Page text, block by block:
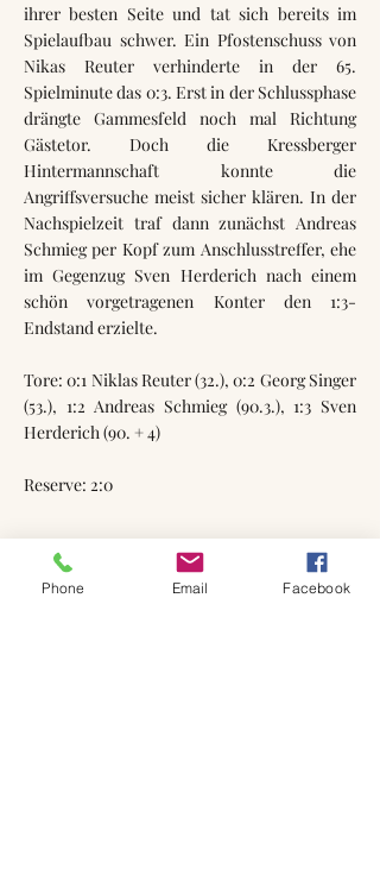
ihrer besten Seite und tat sich bereits im
Spielaufbau schwer. Ein Pfostenschuss von
Nikas Reuter verhinderte in der 65.
Spielminute das 0:3. Erst in der Schlussphase
drängte Gammesfeld noch mal Richtung
Gästetor. Doch die Kressberger
Hintermannschaft konnte die
Angriffsversuche meist sicher klären. In der
Nachspielzeit traf dann zunächst Andreas
Schmieg per Kopf zum Anschlusstreffer, ehe
im Gegenzug Sven Herderich nach einem
schön vorgetragenen Konter den 1:3-
Endstand erzielte.
Tore: 0:1 Niklas Reuter (32.), 0:2 Georg Singer
(53.), 1:2 Andreas Schmieg (90.3.), 1:3 Sven
Herderich (90. + 4)
Reserve: 2:0
Phone Email Facebook